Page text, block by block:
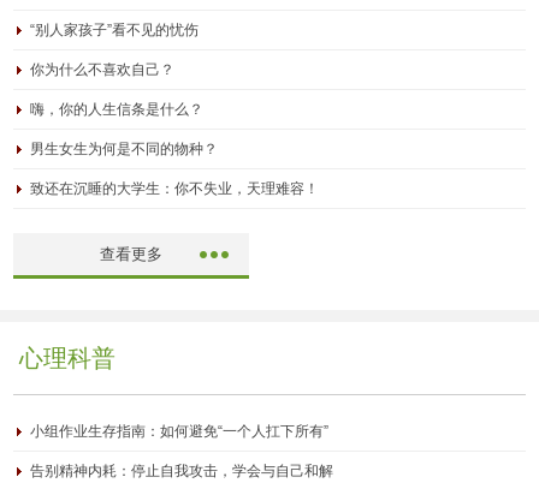
“别人家孩子”看不见的忧伤
你为什么不喜欢自己？
嗨，你的人生信条是什么？
男生女生为何是不同的物种？
致还在沉睡的大学生：你不失业，天理难容！
查看更多
心理科普
小组作业生存指南：如何避免“一个人扛下所有”
告别精神内耗：停止自我攻击，学会与自己和解